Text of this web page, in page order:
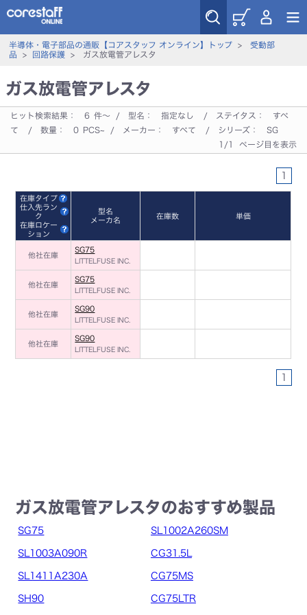
半導体・電子部品の通販【コアスタッフ オンライン】トップ>
受動部
品 > 回路保護> ガス放電管アレスタ
ガス放電管アレスタ
ヒット検索結果： 6 件～ / 型名： 指定なし / ステイタス：
すべ
て
/ 数量： 0 PCS~ / メーカー： すべて / シリーズ：
SG
1/1 ページ目を表示
1
在庫タイプ
仕入先ラン
ク
在庫ロケー
ション
型名
メーカ名
在庫数 単価
他社在庫
SG75
LITTELFUSE INC.
他社在庫
SG75
LITTELFUSE INC.
他社在庫
SG90
LITTELFUSE INC.
他社在庫
SG90
LITTELFUSE INC.
1
ガス放電管アレスタのおすすめ製品
SG75 SL1002A260SM
SL1003A090R CG31.5L
SL1411A230A CG75MS
SH90 CG75LTR